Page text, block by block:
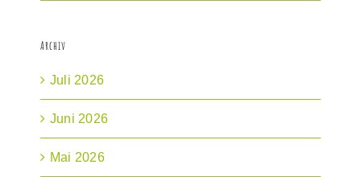
Archiv
Juli 2026
Juni 2026
Mai 2026